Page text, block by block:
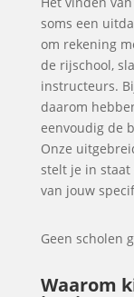
soms een
om rekening
de rijschool,
instructeurs.
daarom
eenvoudig de
Onze
stelt je in staat
van jouw
Geen scholen
Waarom